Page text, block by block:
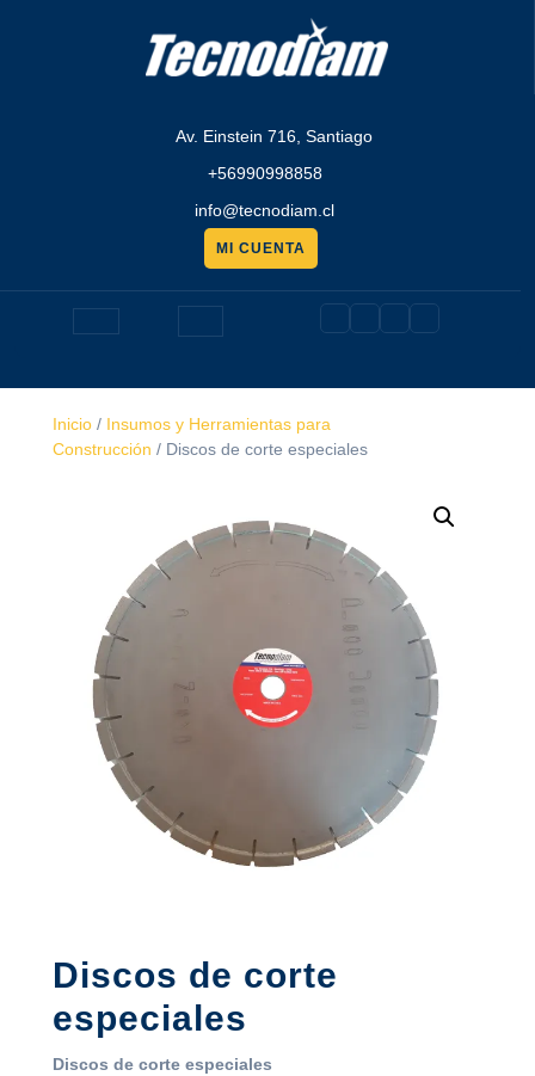
Av. Einstein 716, Santiago
+56990998858
info@tecnodiam.cl
MI CUENTA
presupuesto
Botón
de
apertura
Inicio / Insumos y Herramientas para
Construcción / Discos de corte especiales
Discos de corte
especiales
Discos de corte especiales